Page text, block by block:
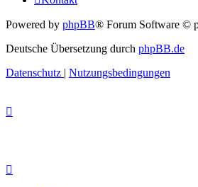
Powered by phpBB® Forum Software ©
Deutsche Übersetzung durch phpBB.de
Datenschutz | Nutzungsbedingungen